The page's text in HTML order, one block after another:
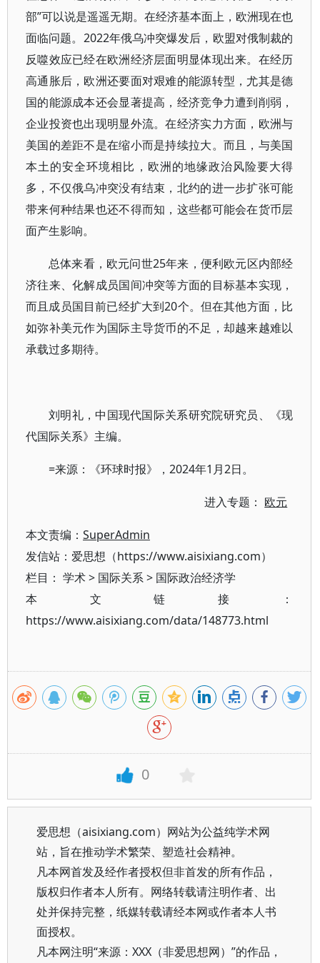
部”可以说是遥遥无期。在经济基本面上，欧洲现在也
面临问题。2022年俄乌冲突爆发后，欧盟对俄制裁的
反噬效应已经在欧洲经济层面明显体现出来。在经历
高通胀后，欧洲还要面对艰难的能源转型，尤其是德
国的能源成本还会显著提高，经济竞争力遭到削弱，
企业投资也出现明显外流。在经济实力方面，欧洲与
美国的差距不是在缩小而是持续拉大。而且，与美国
本土的安全环境相比，欧洲的地缘政治风险要大得
多，不仅俄乌冲突没有结束，北约的进一步扩张可能
带来何种结果也还不得而知，这些都可能会在货币层
面产生影响。
总体来看，欧元问世25年来，便利欧元区内部经
济往来、化解成员国间冲突等方面的目标基本实现，
而且成员国目前已经扩大到20个。但在其他方面，比
如弥补美元作为国际主导货币的不足，却越来越难以
承载过多期待。
刘明礼，中国现代国际关系研究院研究员、《现
代国际关系》主编。
=来源：《环球时报》，2024年1月2日。
进入专题： 欧元
本文责编： SuperAdmin
发信站：爱思想（https://www.aisixiang.com）
栏目： 学术> 国际关系> 国际政治经济学
本文链接：
https://www.aisixiang.com/data/148773.html
0
爱思想（aisixiang.com）网站为公益纯学术网
站，旨在推动学术繁荣、塑造社会精神。
凡本网首发及经作者授权但非首发的所有作品，
版权归作者本人所有。网络转载请注明作者、出
处并保持完整，纸媒转载请经本网或作者本人书
面授权。
凡本网注明“来源：XXX（非爱思想网）”的作品，